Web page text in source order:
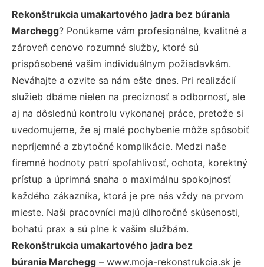
Rekonštrukcia umakartového jadra bez búrania
Marchegg? Ponúkame vám profesionálne, kvalitné a
zároveň cenovo rozumné služby, ktoré sú
prispôsobené vašim individuálnym požiadavkám.
Neváhajte a ozvite sa nám ešte dnes. Pri realizácií
služieb dbáme nielen na precíznosť a odbornosť, ale
aj na dôslednú kontrolu vykonanej práce, pretože si
uvedomujeme, že aj malé pochybenie môže spôsobiť
nepríjemné a zbytočné komplikácie. Medzi naše
firemné hodnoty patrí spoľahlivosť, ochota, korektný
prístup a úprimná snaha o maximálnu spokojnosť
každého zákazníka, ktorá je pre nás vždy na prvom
mieste. Naši pracovníci majú dlhoročné skúsenosti,
bohatú prax a sú plne k vašim službám.
Rekonštrukcia umakartového jadra bez
búrania Marchegg – www.moja-rekonstrukcia.sk je